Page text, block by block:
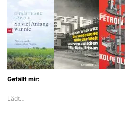
zeigt
uns
ein
erstaunliches
Gefällt mir:
Lädt…